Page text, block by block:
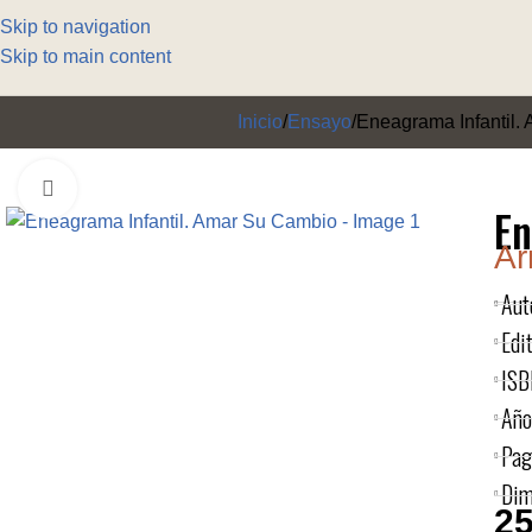
Skip to navigation
Skip to main content
Inicio Ensayo Eneagrama Infantil.